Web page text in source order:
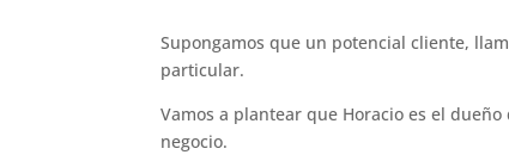
Supongamos que un potencial cliente,
particular.
Vamos a plantear que Horacio es el
negocio.